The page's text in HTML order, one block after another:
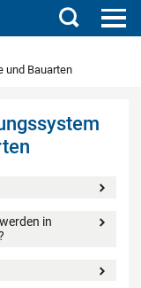
Suchen
und Bauarten
in